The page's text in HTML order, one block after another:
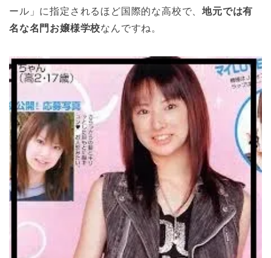
ール」に指定されるほど国際的な高校で、地元では有
名な名門お嬢様学校なんですね。